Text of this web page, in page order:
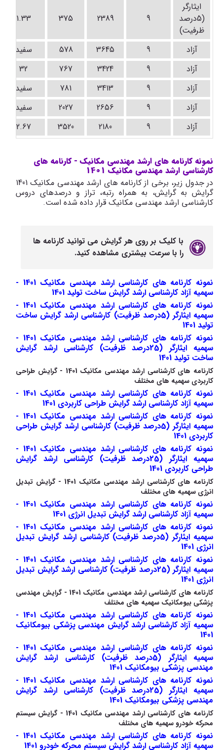
ايثارگر
(5درصد
ظرفيت)
9
2389
375
1.33
آزاد 9
3645
578
سفید
آزاد
9
3424
767
32
آزاد
9
3413
781
سفید
آزاد
9
2656
2027
سفید
آزاد
9
2180
3520
2.67
نمونه کارنامه های ارشد مهندسی مکانیک - کارنامه های
کارشناسی ارشد مهندسی مکانیک 1401
در جدول زیر، برخی از کارنامه های ارشد مهندسی مکانیک 1401
گرایش به گرایش، به همراه رتبه، تراز و درصدهای دروس
کارشناسی ارشد مهندسی مکانیک قرار داده شده است.
با کلیک بر روی هر گرایش می توانید کارنامه ها
را با سرعت بیشتری مشاهده کنید.
نمونه کارنامه های کارشناسی ارشد مهندسی مکانیک 1401 -
سهمیه آزاد کارشناسی ارشد گرایش ساخت تولید 1401
نمونه کارنامه های کارشناسی ارشد مهندسی مکانیک 1401 -
سهمیه ایثارگر (5درصد ظرفیت) کارشناسی ارشد گرایش ساخت
تولید 1401
نمونه کارنامه های کارشناسی ارشد مهندسی مکانیک 1401 -
سهمیه ایثارگر (25درصد ظرفیت) کارشناسی ارشد گرایش
ساخت تولید 1401
کارنامه های کارشناسی ارشد مهندسی مکانیک 1401 - گرایش طراحی
کاربردی سهمیه های مختلف
نمونه کارنامه های کارشناسی ارشد مهندسی مکانیک 1401 -
سهمیه آزاد کارشناسی ارشد گرایش طراحی کاربردی 1401
نمونه کارنامه های کارشناسی ارشد مهندسی مکانیک 1401 -
سهمیه ایثارگر (5درصد ظرفیت) کارشناسی ارشد گرایش طراحی
کاربردی 1401
نمونه کارنامه های کارشناسی ارشد مهندسی مکانیک 1401 -
سهمیه ایثارگر (25درصد ظرفیت) کارشناسی ارشد گرایش
طراحی کاربردی 1401
کارنامه های کارشناسی ارشد مهندسی مکانیک 1401 - گرایش تبدیل
انرژی سهمیه های مختلف
نمونه کارنامه های کارشناسی ارشد مهندسی مکانیک 1401 -
سهمیه آزاد کارشناسی ارشد گرایش تبدیل انرژی 1401
نمونه کارنامه های کارشناسی ارشد مهندسی مکانیک 1401 -
سهمیه ایثارگر (5درصد ظرفیت) کارشناسی ارشد گرایش تبدیل
انرژی 1401
نمونه کارنامه های کارشناسی ارشد مهندسی مکانیک 1401 -
سهمیه ایثارگر (25درصد ظرفیت) کارشناسی ارشد گرایش تبدیل
انرژی 1401
کارنامه های کارشناسی ارشد مهندسی مکانیک 1401 - گرایش مهندسی
پزشکی بیومکانیک سهمیه های مختلف
نمونه کارنامه های کارشناسی ارشد مهندسی مکانیک 1401 -
سهمیه آزاد کارشناسی ارشد گرایش مهندسی پزشکی بیومکانیک
1401
نمونه کارنامه های کارشناسی ارشد مهندسی مکانیک 1401 -
سهمیه ایثارگر (5درصد ظرفیت) کارشناسی ارشد گرایش
مهندسی پزشکی بیومکانیک 1401
نمونه کارنامه های کارشناسی ارشد مهندسی مکانیک 1401 -
سهمیه ایثارگر (25درصد ظرفیت) کارشناسی ارشد گرایش
مهندسی پزشکی بیومکانیک 1401
کارنامه های کارشناسی ارشد مهندسی مکانیک 1401 - گرایش سیستم
محرکه خودرو سهمیه های مختلف
نمونه کارنامه های کارشناسی ارشد مهندسی مکانیک 1401 -
سهمیه آزاد کارشناسی ارشد گرایش سیستم محرکه خودرو 1401